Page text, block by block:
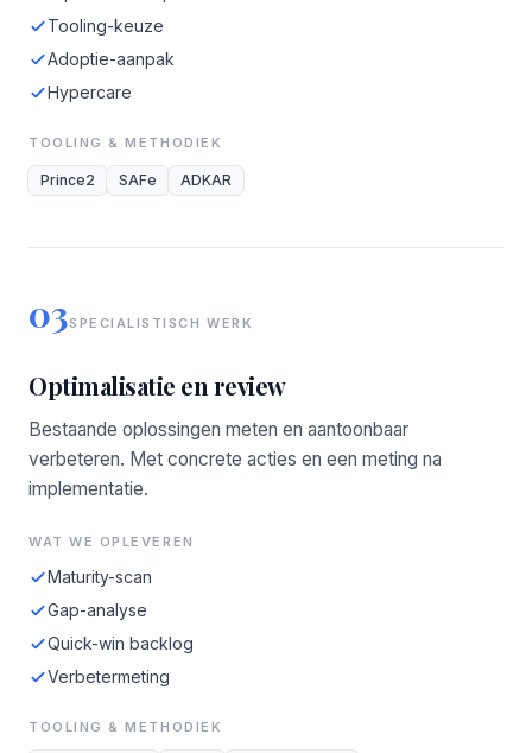
Tooling-keuze
Adoptie-aanpak
Hypercare
TOOLING & METHODIEK
Prince2 SAFe ADKAR
03SPECIALISTISCH WERK
Optimalisatie en review
Bestaande oplossingen meten en aantoonbaar
verbeteren. Met concrete acties en een meting na
implementatie.
WAT WE OPLEVEREN
Maturity-scan
Gap-analyse
Quick-win backlog
Verbetermeting
TOOLING & METHODIEK